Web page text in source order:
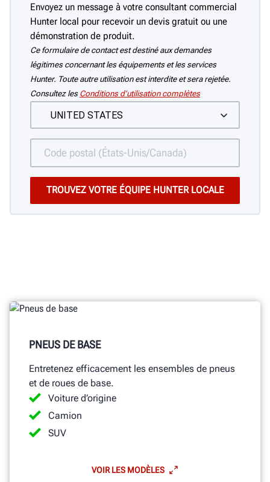
Envoyez un message à votre consultant commercial
Hunter local pour recevoir un devis gratuit ou une
démonstration de produit.
Ce formulaire de contact est destiné aux demandes
légitimes concernant les équipements et les services
Hunter. Toute autre utilisation est interdite et sera rejetée.
Consultez les Conditions d’utilisation complètes
PNEUS DE BASE
Entretenez efficacement les ensembles de pneus
et de roues de base.
Voiture d’origine
Camion
SUV
VOIR LES MODÈLES